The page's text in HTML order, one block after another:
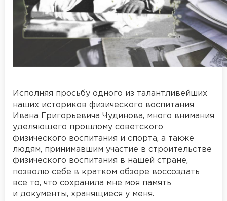
Исполняя просьбу одного из талантливейших
наших историков физического воспитания
Ивана Григорьевича Чудинова, много внимания
уделяющего прошлому советского
физического воспитания и спорта, а также
людям, принимавшим участие в строительстве
физического воспитания в нашей стране,
позволю себе в кратком обзоре воссоздать
все то, что сохранила мне моя память
и документы, хранящиеся у меня.